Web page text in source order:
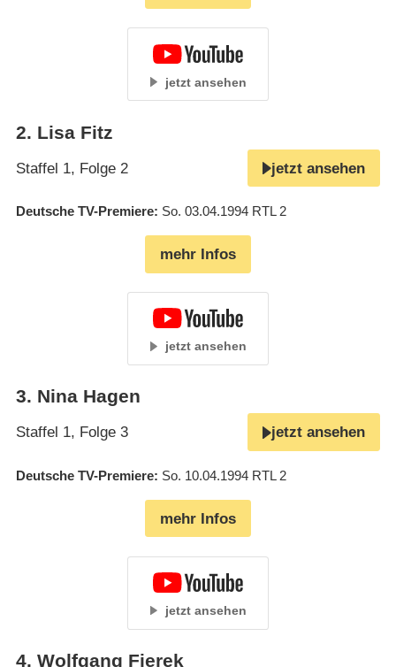
jetzt ansehen
2. Lisa Fitz
Staffel 1, Folge 2 jetzt ansehen
Deutsche TV-Premiere So. 03.04.1994 RTL 2
mehr Infos
jetzt ansehen
3. Nina Hagen
Staffel 1, Folge 3 jetzt ansehen
Deutsche TV-Premiere So. 10.04.1994 RTL 2
mehr Infos
jetzt ansehen
4. Wolfgang Fierek